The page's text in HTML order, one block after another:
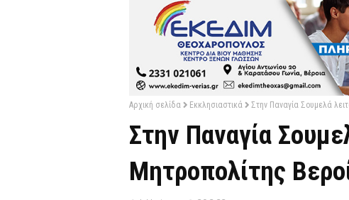
Αρχική σελίδα Εκκλησιαστικά Στην Παναγία Σουμελά
Στην Παναγία
Μητροπολίτης